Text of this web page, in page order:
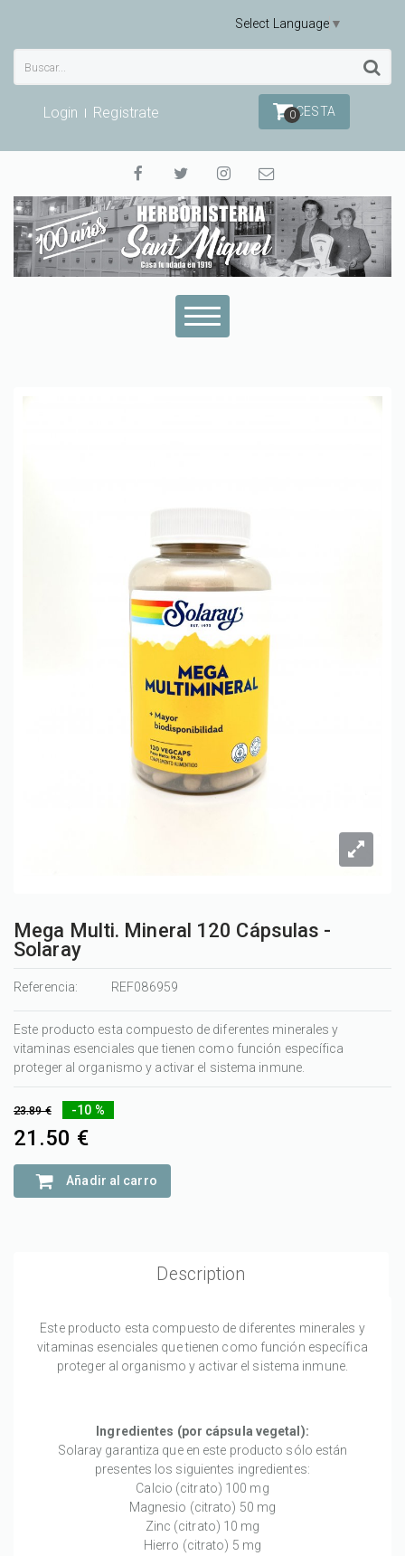
Select Language ▼
Login Registrate 0CESTA
Mega Multi. Mineral 120 Cápsulas -
Solaray
Referencia: REF086959
Este producto esta compuesto de diferentes minerales y
vitaminas esenciales que tienen como función específica
proteger al organismo y activar el sistema inmune.
23.89 € -10 %
21.50 €
Añadir al carro
Description
Este producto esta compuesto de diferentes minerales y
vitaminas esenciales que tienen como función específica
proteger al organismo y activar el sistema inmune.
Ingredientes (por cápsula vegetal):
Solaray garantiza que en este producto sólo están
presentes los siguientes ingredientes:
Calcio (citrato) 100 mg
Magnesio (citrato) 50 mg
Zinc (citrato) 10 mg
Hierro (citrato) 5 mg